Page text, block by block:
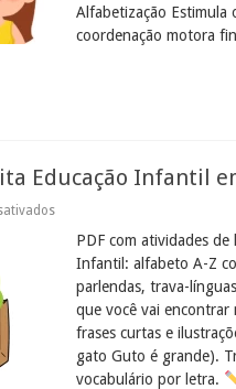
Alfabetização Estimula
coordenação motora
Educação Infantil
em
Leitura
Escrita
Educação
Infantil
PDF com atividades de
Infantil: alfabeto A-Z
parlendas, trava-
que você vai encontrar
frases curtas e
gato Guto é grande).
vocabulário por letra.